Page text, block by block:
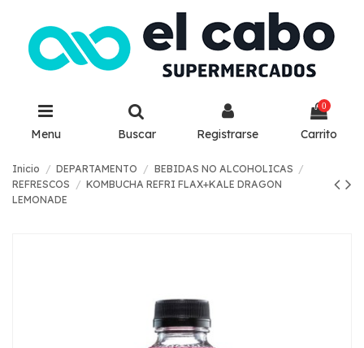
Menu Buscar Registrarse
0
Carrito
Inicio DEPARTAMENTO
BEBIDAS NO ALCOHOLICAS
REFRESCOS
KOMBUCHA REFRI FLAX+KALE DRAGON
LEMONADE